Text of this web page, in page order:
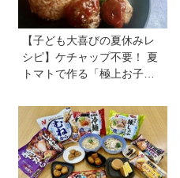
【子ども大喜びの夏休みレ
シピ】ケチャップ不要！ 夏
トマトで作る「極上お子様
「おまけゼリー」を料理
家・川上ミホさんが直伝